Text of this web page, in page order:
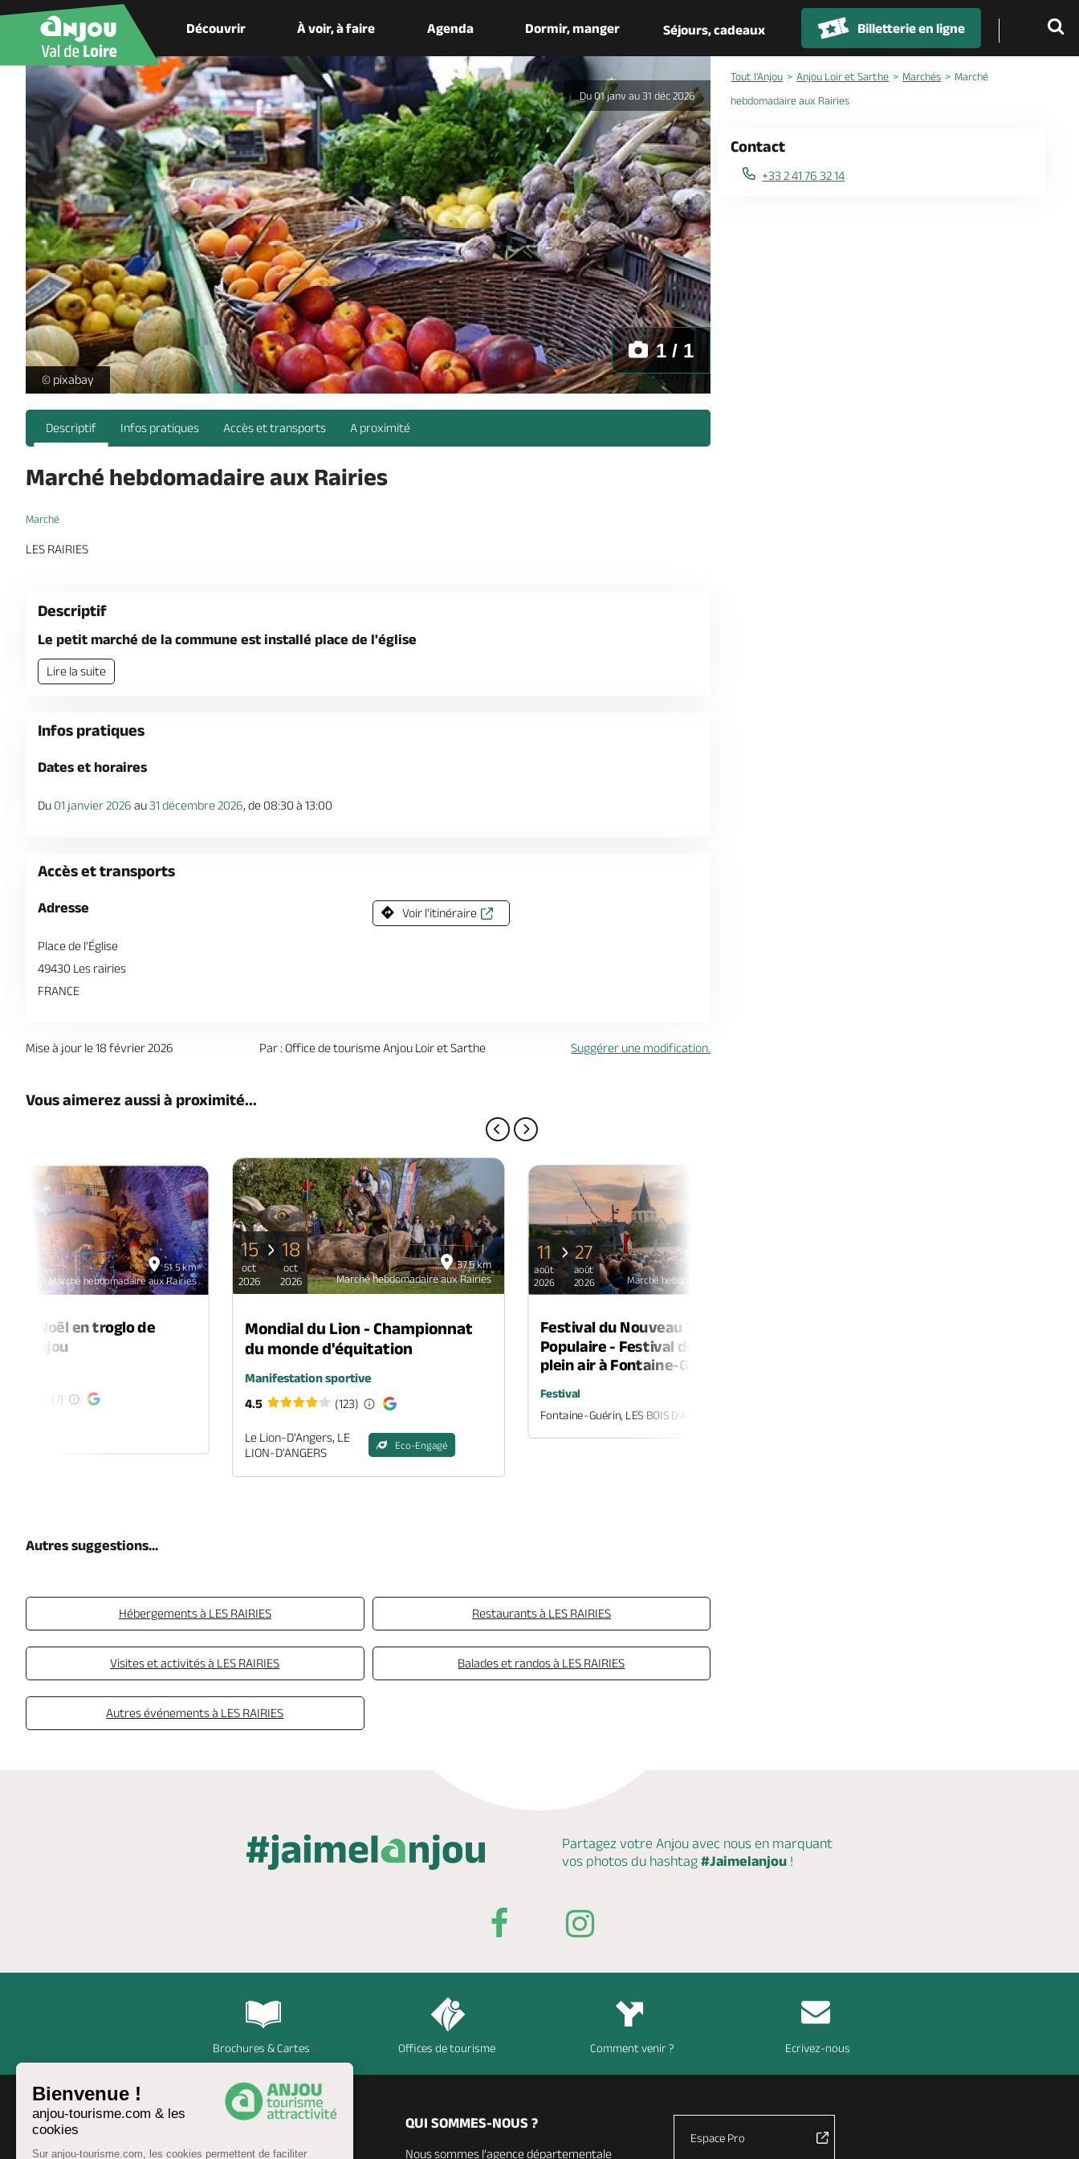
Bienvenue !
anjou-tourisme.com & les
cookies
Sur anjou-tourisme.com, les cookies permettent de faciliter
Découvrir À voir, à faire Agenda Dormir, manger Séjours, cadeaux Billetterie en ligne
marché hebdomadaire -
© pixabay
1 / 1
Du 01 janv au 31 déc 2026
Descriptif Infos pratiques Accès et transports A proximité
Marché hebdomadaire aux Rairies
Marché
LES RAIRIES
Descriptif
Le petit marché de la commune est installé place de l'église
Lire la suite
Infos pratiques
Dates et horaires
Du 01 janvier 2026 au31 décembre 2026, de 08:30 à 13:00
Accès et transports
Adresse
Place de l'Église
49430 Les rairies
FRANCE
Voir l'itinéraire
Mise à jour le 18 février 2026 Par : Office de tourisme Anjou Loir et Sarthe Suggérer une modification.
Vous aimerez aussi à proximité...
51.5 km
Marché hebdomadaire aux Rairies
de Noël en troglo de
en-Anjou
(47)
37.5 km
Marché hebdomadaire aux Rairies
15
oct
2026
18
oct
2026
Mondial du Lion - Championnat
du monde d'équitation
Manifestation sportive
4.5
(123)
Le Lion-D'Angers, LE
LION-D'ANGERS
Eco-Engagé
Marché hebdomadaire aux Rairies
11
août
2026
27
août
2026
Festival du Nouveau Théâtre
Populaire - Festival de théâtre en
plein air à Fontaine-Guérin
Festival
Fontaine-Guérin, LES BOIS D'ANJOU
Autres suggestions...
Hébergements à LES RAIRIES Restaurants à LES RAIRIES
Visites et activités à LES RAIRIES Balades et randos à LES RAIRIES
Autres événements à LES RAIRIES
Tout l'Anjou Anjou Loir et Sarthe Marchés
Marché
hebdomadaire aux Rairies
Contact
+33 2 41 76 32 14
Partagez votre Anjou avec nous en marquant
vos photos du hashtag #Jaimelanjou !
Brochures & Cartes Offices de tourisme Comment venir ? Ecrivez-nous
QUI SOMMES-NOUS ?
Nous sommes l’agence départementale
Espace Pro